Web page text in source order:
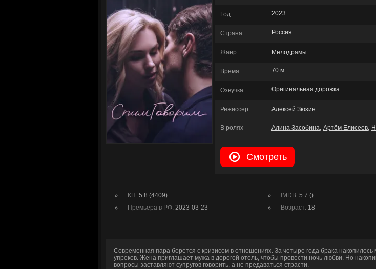
Год 2023
Страна Россия
Жанр Мелодрамы
Время 70 м.
Озвучка Оригинальная дорожка
Режиссер Алексей Зюзин
В ролях Алина Засобина Артём Елисеев
Смотреть
КП: 5.8 (4409) IMDB:5.7 ()
Премьера в РФ: 2023-03-23 Возраст: 18
Современная пара борется с кризисом в отношениях. За четыре года брака накопилось
упреков. Жена приглашает мужа в дорогой отель, чтобы провести ночь любви. Но
вопросы заставляют супругов говорить, а не предаваться страсти.